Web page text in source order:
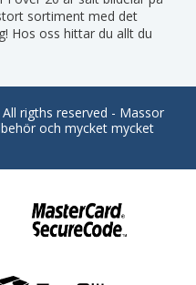
sortiment med det
Hos oss hittar du allt du
rigths reserved - Massor
och mycket mycket